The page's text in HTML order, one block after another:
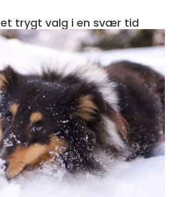
Bedemand fyn et trygt valg i en svær tid